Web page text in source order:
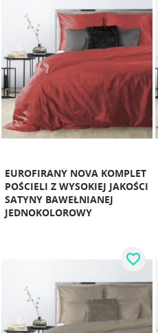
EUROFIRANY NOVA KOMPLET
POŚCIELI Z WYSOKIEJ JAKOŚCI
SATYNY BAWEŁNIANEJ
JEDNOKOLOROWY
favorite_border